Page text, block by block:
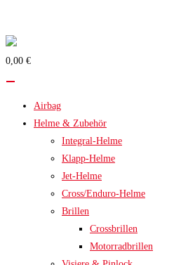
0,00 €
Airbag
Helme & Zubehör
Integral-Helme
Klapp-Helme
Jet-Helme
Cross/Enduro-Helme
Brillen
Crossbrillen
Motorradbrillen